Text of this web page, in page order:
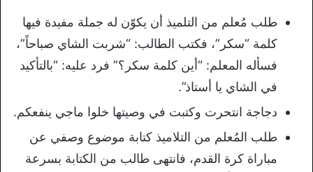
طلب مُعلم من التلميذ أن يكوّن له جملة مفيدة فيها
كلمة “سكر”، فكتب الطالب: “شربت الشاي صباحاً”،
فسأله المعلم: “أين كلمة سكر؟” فرد عليه: “بالتأكيد
في الشاي يا أستاذ”.
دجاجة انتحرت وكتبت في وصيتها خلوا ماجي ينفعكم.
طلب المُعلم من التلاميذ كتابة موضوع وصفي عن
مباراة كرة القدم، فانتهى طالب من الكتابة بسرعة